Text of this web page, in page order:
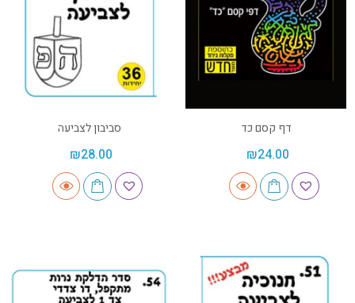
דף קסם כד
₪24.00
סביבון לצביעה
₪28.00